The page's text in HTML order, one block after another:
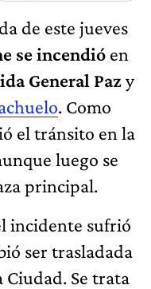
de este jueves
se incendió en
General Pazy
. Como
el tránsito en la
luego se
principal.
incidente sufrió
ser trasladada
Ciudad. Se trata